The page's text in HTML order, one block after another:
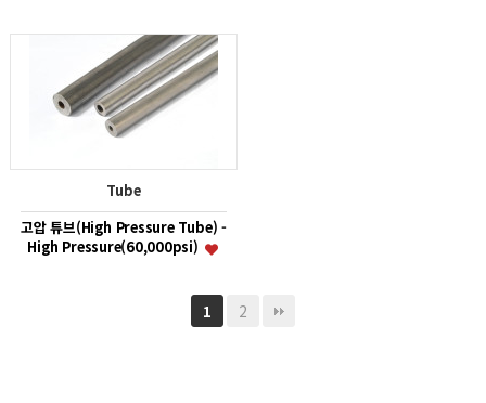
Tube
고압 튜브(High Pressure Tube) -
High Pressure(60,000psi)
1 2